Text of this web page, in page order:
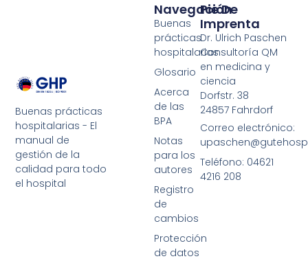
Buenas prácticas
hospitalarias - El
manual de
gestión de la
calidad para todo
el hospital
Navegación
Buenas
prácticas
hospitalarias
Glosario
Acerca
de las
BPA
Notas
para los
autores
Registro
de
cambios
Protección
de datos
Pie De
Imprenta
Dr. Ulrich Paschen
Consultoría QM
en medicina y
ciencia
Dorfstr. 38
24857 Fahrdorf
Correo electrónico:
Teléfono: 04621
4216 208